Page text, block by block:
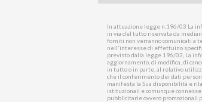
In attuazione legge n.196/03 La
in via del tutto riservata da
forniti non verranno comunicati a
nell'interesse di effettuino
previsto dalla legge 196/03, La
aggiornamento, di modifica, di
in tutto o in parte, al relativo
che il conferimento dei dati
manifesta la Sua disponibilità e
istituzionali e comunque
pubblicitarie ovvero promozionali